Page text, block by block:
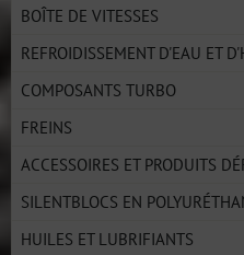
BOÎTE DE VITESSES
REFROIDISSEMENT D'EAU ET
COMPOSANTS TURBO
FREINS
ACCESSOIRES ET PRODUITS
SILENTBLOCS EN
HUILES ET LUBRIFIANTS